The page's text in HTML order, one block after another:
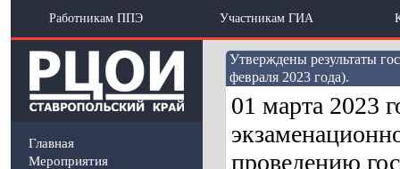
Работникам ППЭ Участникам ГИА
Главная
Мероприятия
Утверждены результаты
февраля 2023 года).
01 марта 2023
проведению